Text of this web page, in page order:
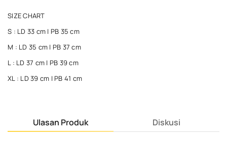
SIZE CHART
S : LD 33 cm | PB 35 cm
M : LD 35 cm | PB 37 cm
L : LD 37 cm | PB 39 cm
XL : LD 39 cm | PB 41 cm
Ulasan Produk Diskusi